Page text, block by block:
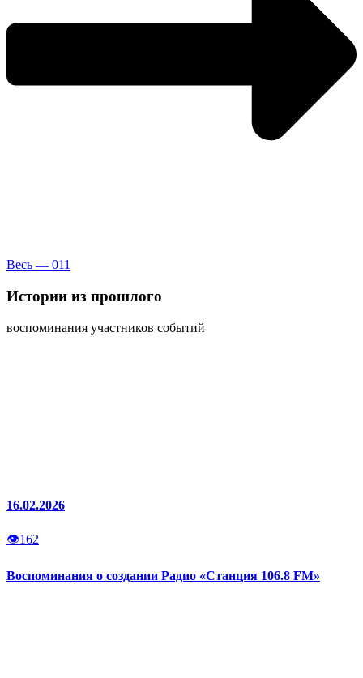
Весь — 011
Истории из прошлого
воспоминания участников событий
16.02.2026
👁162
Воспоминания о создании Радио «Станция 106.8 FM»